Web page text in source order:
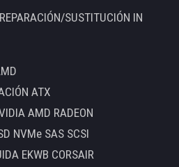
SUSTITUCIÓN IN
ATX
AMD RADEON
NVMe SAS SCSI
EKWB CORSAIR